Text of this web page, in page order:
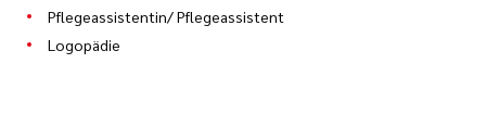
Pflegeassistentin/ Pflegeassistent
Logopädie